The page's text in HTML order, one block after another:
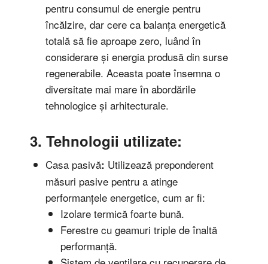
pentru consumul de energie pentru
încălzire, dar cere ca balanța energetică
totală să fie aproape zero, luând în
considerare și energia produsă din surse
regenerabile. Aceasta poate însemna o
diversitate mai mare în abordările
tehnologice și arhitecturale.
3. Tehnologii utilizate:
Casa pasivă: Utilizează preponderent
măsuri pasive pentru a atinge
performanțele energetice, cum ar fi:
Izolare termică foarte bună.
Ferestre cu geamuri triple de înaltă
performanță.